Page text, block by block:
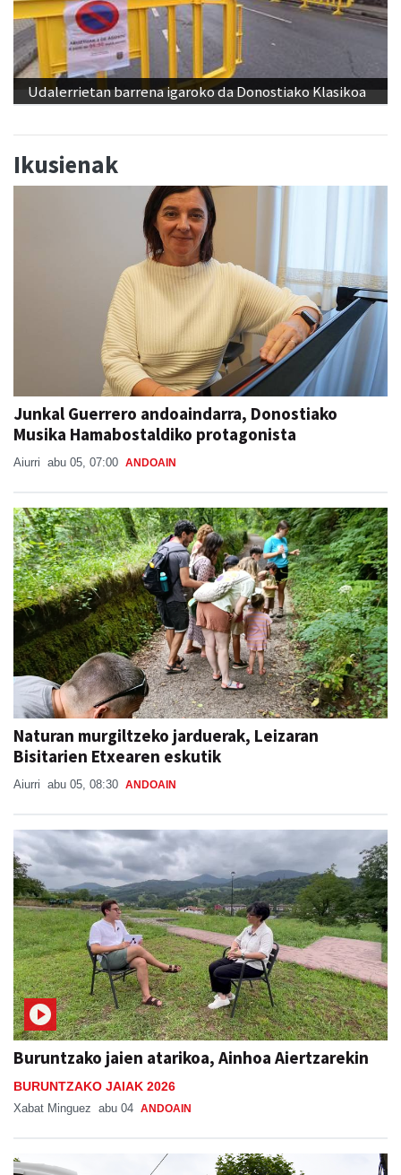
Udalerrietan barrena igaroko da Donostiako Klasikoa
Ikusienak
Junkal Guerrero andoaindarra, Donostiako
Musika Hamabostaldiko protagonista
Aiurri abu 05, 07:00 ANDOAIN
Naturan murgiltzeko jarduerak, Leizaran
Bisitarien Etxearen eskutik
Aiurri abu 05, 08:30 ANDOAIN
Buruntzako jaien atarikoa, Ainhoa Aiertzarekin
BURUNTZAKO JAIAK 2026
Xabat Minguez abu 04 ANDOAIN